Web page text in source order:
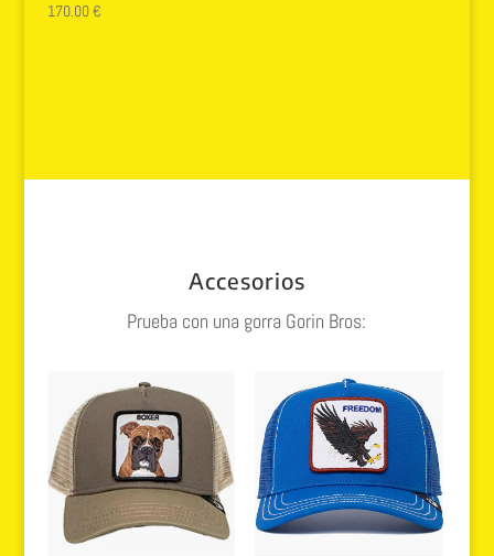
170.00€
Accesorios
Prueba con una gorra Gorin Bros: